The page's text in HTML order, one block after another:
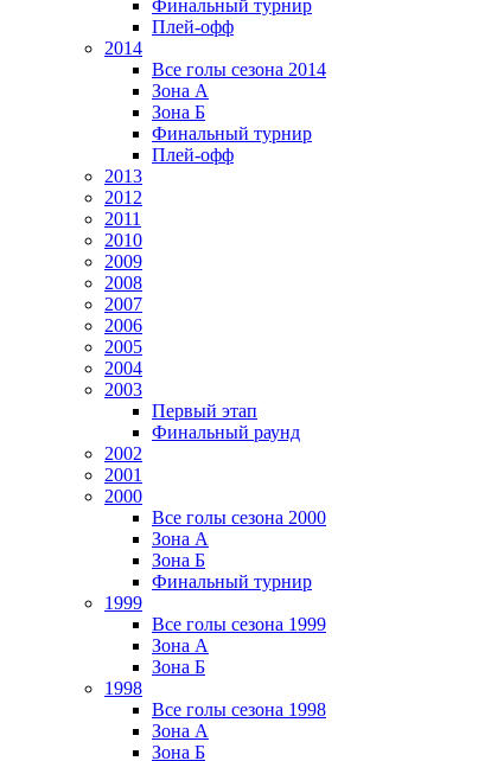
Финальный турнир
Плей-офф
2014
Все голы сезона 2014
Зона А
Зона Б
Финальный турнир
Плей-офф
2013
2012
2011
2010
2009
2008
2007
2006
2005
2004
2003
Первый этап
Финальный раунд
2002
2001
2000
Все голы сезона 2000
Зона А
Зона Б
Финальный турнир
1999
Все голы сезона 1999
Зона А
Зона Б
1998
Все голы сезона 1998
Зона А
Зона Б